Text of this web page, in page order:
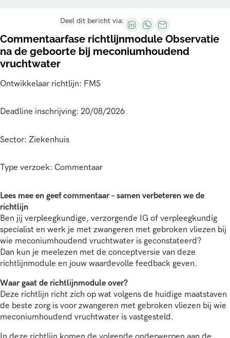
Deel dit bericht via:
Commentaarfase richtlijnmodule Observatie
na de geboorte bij meconiumhoudend
vruchtwater
Ontwikkelaar richtlijn: FMS
Deadline inschrijving: 20/08/2026
Sector: Ziekenhuis
Type verzoek: Commentaar
Lees mee en geef commentaar – samen verbeteren we de
richtlijn
Ben jij verpleegkundige, verzorgende IG of verpleegkundig
specialist en werk je met zwangeren met gebroken vliezen bij
wie meconiumhoudend vruchtwater is geconstateerd?
Dan kun je meelezen met de conceptversie van deze
richtlijnmodule en jouw waardevolle feedback geven.
Waar gaat de richtlijnmodule over?
Deze richtlijn richt zich op wat volgens de huidige maatstaven
de beste zorg is voor zwangeren met gebroken vliezen bij wie
meconiumhoudend vruchtwater is vastgesteld.